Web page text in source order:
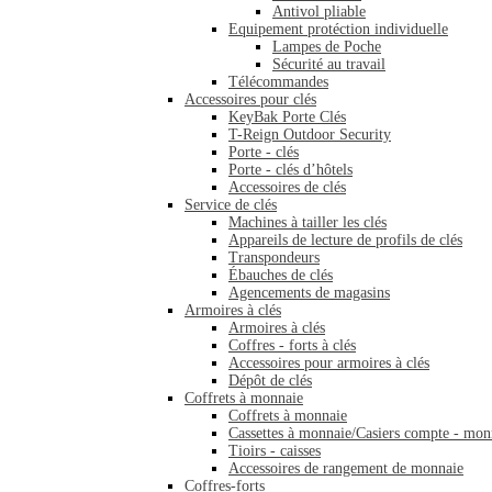
Antivol pliable
Equipement protéction individuelle
Lampes de Poche
Sécurité au travail
Télécommandes
Accessoires pour clés
KeyBak Porte Clés
T-Reign Outdoor Security
Porte - clés
Porte - clés d’hôtels
Accessoires de clés
Service de clés
Machines à tailler les clés
Appareils de lecture de profils de clés
Transpondeurs
Ébauches de clés
Agencements de magasins
Armoires à clés
Armoires à clés
Coffres - forts à clés
Accessoires pour armoires à clés
Dépôt de clés
Coffrets à monnaie
Coffrets à monnaie
Cassettes à monnaie/Casiers compte -
Tioirs - caisses
Accessoires de rangement de monnaie
Coffres-forts